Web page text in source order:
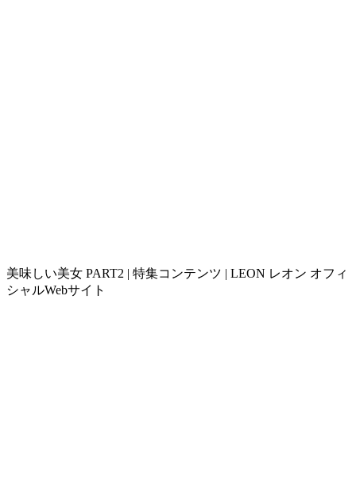
美味しい美女 PART2 | 特集コンテンツ | LEON レオン オフィ
シャルWebサイト